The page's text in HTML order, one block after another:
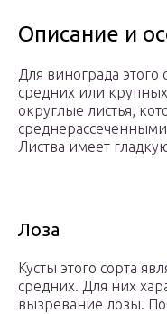
Описание и
Для винограда этого
средних или
округлые листья,
Листва имеет
Лоза
Кусты этого сорта
средних. Для них
вызревание лозы.